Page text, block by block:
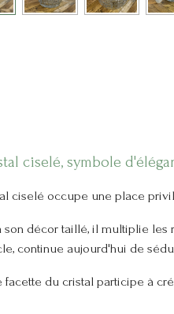
ciselé, symbole
ciselé occupe une place
son décor taillé, il multiplie
continue aujourd'hui de
facette du cristal participe à